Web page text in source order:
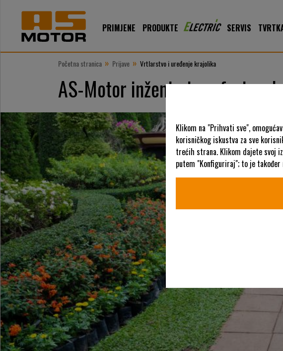
PRIMJENE PRODUKTE SERVIS
Početna stranica » Prijave » Vrtlarstvo i uređenje krajolika
AS-Motor inženjeri
Klikom na "Prihvati sve",
korisničkog iskustva za sve
trećih strana. Klikom dajete svoj
putem "Konfiguriraj"; to je